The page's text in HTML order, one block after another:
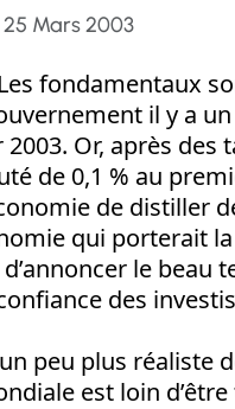
25 Mars 2003
fondamentaux
il y a
Or, après des
de 0,1 % au
de distiller
qui porterait
le beau
des
peu plus réaliste
est loin